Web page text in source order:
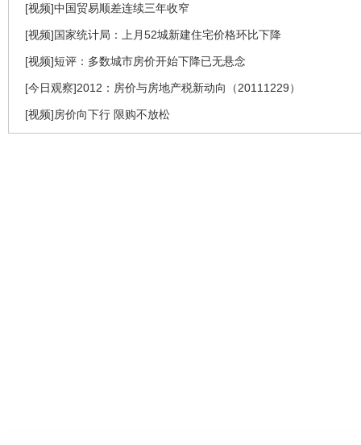
[视频]中国贸易顺差连续三年收窄
[视频]国家统计局：上月52城新建住宅价格环比下降
[视频]短评：多数城市房价开始下降已无悬念
[今日观察]2012：房价与房地产税新动向（20111229）
[视频]房价向下行 限购不放松